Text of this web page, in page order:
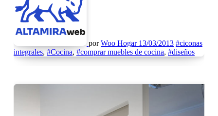
porWoo Hogar 13/03/2013 #ciconas
integrales, #Cocina, #comprar muebles de cocina, #diseños